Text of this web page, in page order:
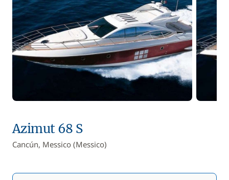
Azimut 68 S
Cancún, Messico (Messico)